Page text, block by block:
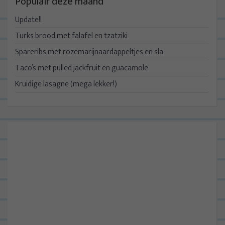
Update!!
Turks brood met falafel en tzatziki
Spareribs met rozemarijnaardappeltjes en sla
Taco’s met pulled jackfruit en guacamole
Kruidige lasagne (mega lekker!)